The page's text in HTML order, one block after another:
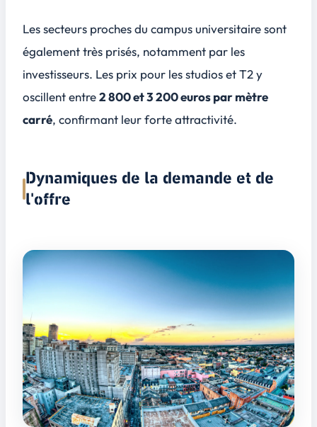
Les secteurs proches du campus universitaire sont
également très prisés, notamment par les
investisseurs. Les prix pour les studios et T2 y
oscillent entre2 800 et 3 200 euros par mètre
carré, confirmant leur forte attractivité.
Dynamiques de la demande et de
l'offre